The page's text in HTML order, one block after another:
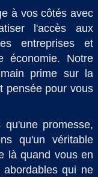
à vos côtés avec
l'accès aux
entreprises et
économie. Notre
prime sur la
pensée pour vous
promesse,
qu'un véritable
là quand vous en
qui ne